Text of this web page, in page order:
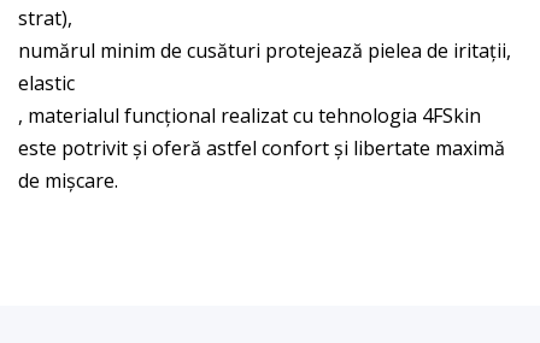
strat),
numărul minim de cusături protejează pielea de iritații,
elastic
, materialul funcțional realizat cu tehnologia 4FSkin
este potrivit și oferă astfel confort și libertate maximă
de mișcare.